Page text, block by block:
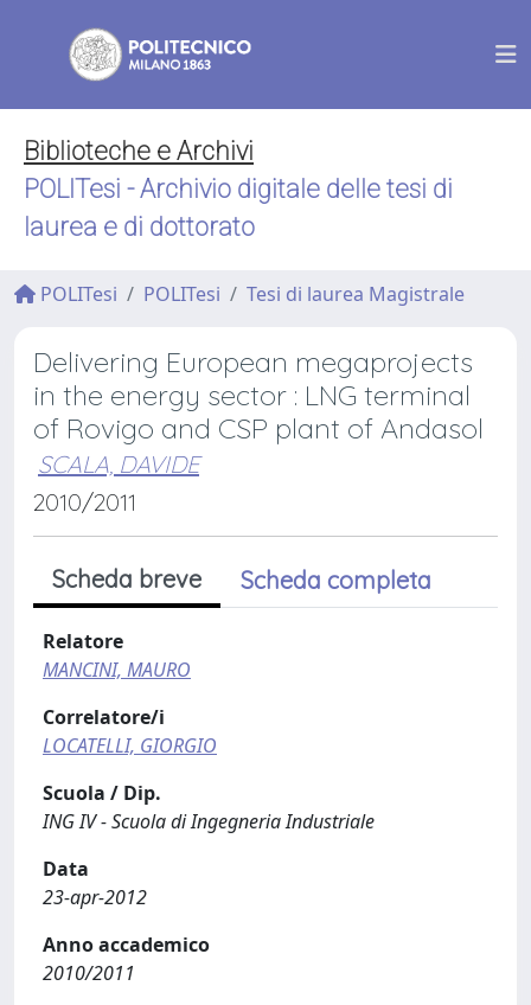
Biblioteche e Archivi
POLITesi - Archivio digitale delle tesi di
laurea e di dottorato
POLITesi POLITesi Tesi di laurea Magistrale
Delivering European megaprojects
in the energy sector : LNG terminal
of Rovigo and CSP plant of Andasol
SCALA, DAVIDE
2010/2011
Scheda breve Scheda completa
Relatore
MANCINI, MAURO
Correlatore/i
LOCATELLI, GIORGIO
Scuola / Dip.
ING IV - Scuola di Ingegneria Industriale
Data
23-apr-2012
Anno accademico
2010/2011